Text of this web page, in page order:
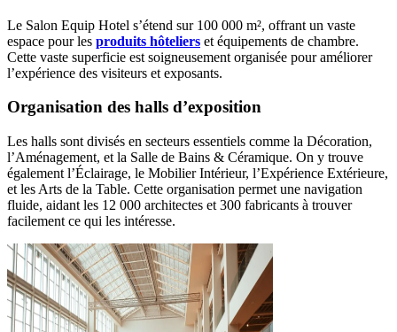
Le Salon Equip Hotel s’étend sur 100 000 m², offrant un vaste
espace pour les produits hôteliers et équipements de chambre.
Cette vaste superficie est soigneusement organisée pour améliorer
l’expérience des visiteurs et exposants.
Organisation des halls d’exposition
Les halls sont divisés en secteurs essentiels comme la Décoration,
l’Aménagement, et la Salle de Bains & Céramique. On y trouve
également l’Éclairage, le Mobilier Intérieur, l’Expérience Extérieure,
et les Arts de la Table. Cette organisation permet une navigation
fluide, aidant les 12 000 architectes et 300 fabricants à trouver
facilement ce qui les intéresse.